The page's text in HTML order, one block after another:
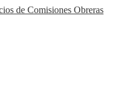
de Comisiones Obreras